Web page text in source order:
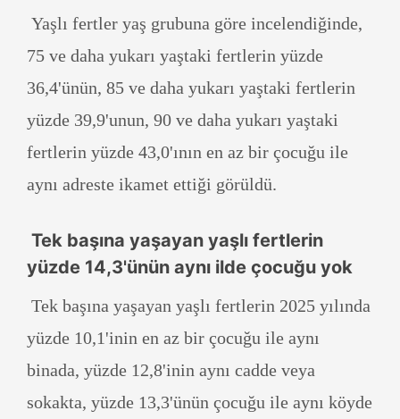
Yaşlı fertler yaş grubuna göre incelendiğinde,
75 ve daha yukarı yaştaki fertlerin yüzde
36,4'ünün, 85 ve daha yukarı yaştaki fertlerin
yüzde 39,9'unun, 90 ve daha yukarı yaştaki
fertlerin yüzde 43,0'ının en az bir çocuğu ile
aynı adreste ikamet ettiği görüldü.
Tek başına yaşayan yaşlı fertlerin
yüzde 14,3'ünün aynı ilde çocuğu yok
Tek başına yaşayan yaşlı fertlerin 2025 yılında
yüzde 10,1'inin en az bir çocuğu ile aynı
binada, yüzde 12,8'inin aynı cadde veya
sokakta, yüzde 13,3'ünün çocuğu ile aynı köyde